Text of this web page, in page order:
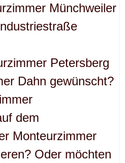
Münchweiler
Petersberg
Dahn gewünscht?
dem
Monteurzimmer
Oder möchten